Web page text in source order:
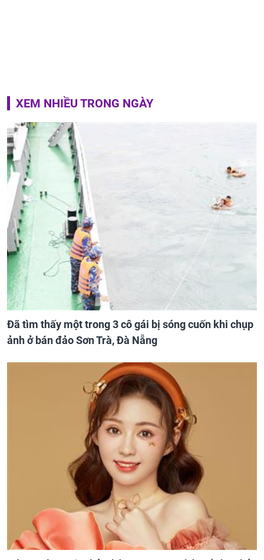
XEM NHIỀU TRONG NGÀY
Đã tìm thấy một trong 3 cô gái bị sóng cuốn khi chụp
ảnh ở bán đảo Sơn Trà, Đà Nẵng